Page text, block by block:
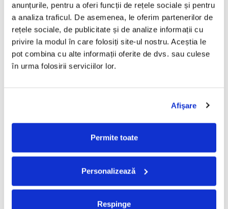
anunțurile, pentru a oferi funcții de rețele sociale și pentru
a analiza traficul. De asemenea, le oferim partenerilor de
rețele sociale, de publicitate și de analize informații cu
privire la modul în care folosiți site-ul nostru. Aceștia le
pot combina cu alte informații oferite de dvs. sau culese
în urma folosirii serviciilor lor.
Afişare
Permite toate
Personalizează
Respinge
PRODUSE ALTERNATIVE
Oana Sîrbu - Te Iubeam,
ADAUGA IN COS
20,99 Lei
ADAUGA IN COS
FRECVENT CUMPARATE
IMPREUNA